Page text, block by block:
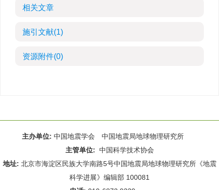
相关文章
施引文献(1)
资源附件(0)
主办单位: 中国地震学会 中国地震局地球物理研究所
主管单位: 中国科学技术协会
地址: 北京市海淀区民族大学南路5号中国地震局地球物理研究所《地震
科学进展》编辑部 100081